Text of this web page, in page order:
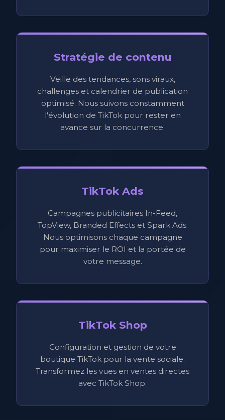
Stratégie de contenu
Veille des tendances, sons viraux,
challenges et calendrier de publication
optimisé. Nous suivons constamment
l'évolution de TikTok pour rester en
avance sur la concurrence.
TikTok Ads
Campagnes publicitaires In-Feed,
TopView, Branded Effects et Spark Ads.
Nous optimisons chaque campagne
pour maximiser le ROI et la portée de
votre message.
TikTok Shop
Configuration et gestion de votre
boutique TikTok pour la vente sociale.
Transformez les vues en ventes directes
avec TikTok Shop.